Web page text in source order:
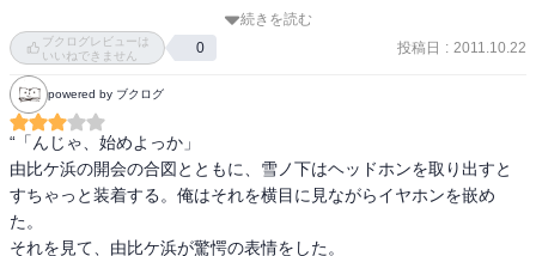
続きを読む
ブクログレビューは
いいねできません
0 投稿日 : 2011.10.22
powered by ブクログ
“「んじゃ、始めよっか」
由比ケ浜の開会の合図とともに、雪ノ下はヘッドホンを取り出すと
すちゃっと装着する。俺はそれを横目に見ながらイヤホンを嵌め
た。
それを見て、由比ケ浜が驚愕の表情をした。